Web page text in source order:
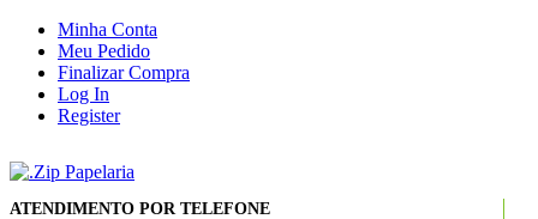
Minha Conta
Meu Pedido
Finalizar Compra
Log In
Register
ATENDIMENTO POR TELEFONE